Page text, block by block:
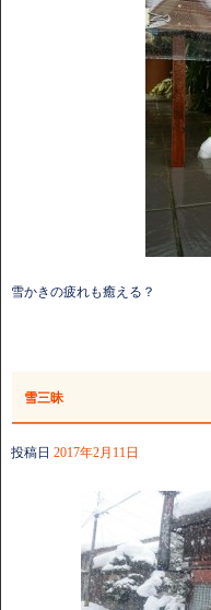
雪かきの疲れも癒える？
雪三昧
投稿日 2017年2月11日